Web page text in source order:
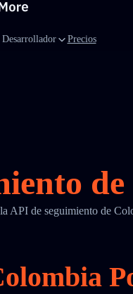
Desarrollador Precios
API de seguimiento de